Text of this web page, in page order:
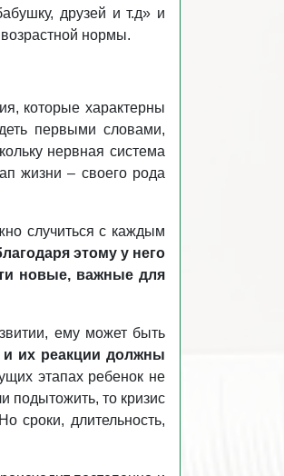
друзей и т.д» и
возрастной нормы.
которые характерны
первыми словами,
нервная система
жизни – своего рода
случиться с каждым
этому у него
новые, важные для
ему может быть
и их реакции должны
этапах ребенок не
подытожить, то кризис
сроки, длительность,